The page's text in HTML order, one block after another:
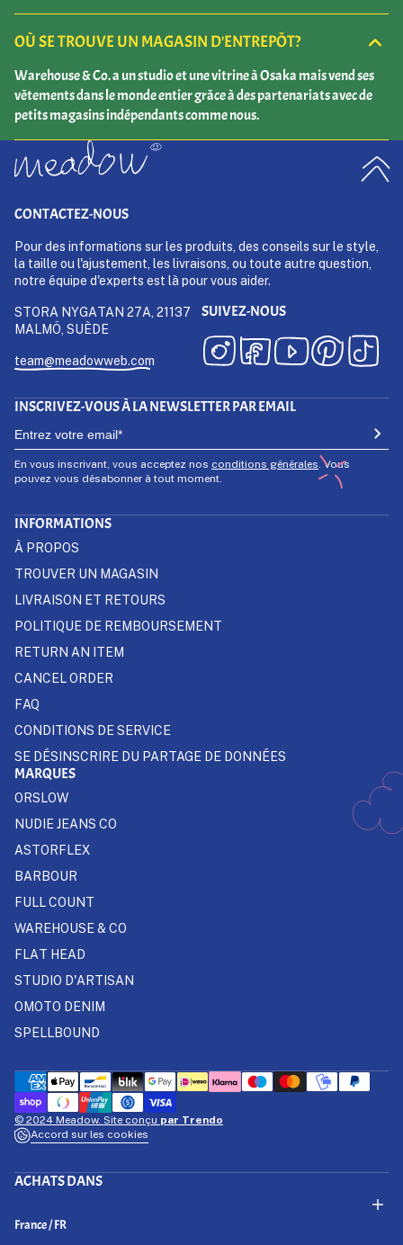
OÙ SE TROUVE UN MAGASIN D'ENTREPÔT?
Warehouse & Co. a un studio et une vitrine à Osaka mais vend ses
vêtements dans le monde entier grâce à des partenariats avec de
petits magasins indépendants comme nous.
CONTACTEZ-NOUS
Pour des informations sur les produits, des conseils sur le style,
la taille ou l'ajustement, les livraisons, ou toute autre question,
notre équipe d'experts est là pour vous aider.
STORA NYGATAN 27A, 21137
MALMÖ, SUÈDE
team@meadowweb.com
SUIVEZ-NOUS
INSCRIVEZ-VOUS À LA NEWSLETTER PAR EMAIL
En vous inscrivant, vous acceptez nos conditions générales. Vous
pouvez vous désabonner à tout moment.
ACHATS DANS
Select Your Region:
France / FR
INFORMATIONS
À PROPOS
TROUVER UN MAGASIN
LIVRAISON ET RETOURS
POLITIQUE DE REMBOURSEMENT
RETURN AN ITEM
CANCEL ORDER
FAQ
CONDITIONS DE SERVICE
SE DÉSINSCRIRE DU PARTAGE DE DONNÉES
MARQUES
ORSLOW
NUDIE JEANS CO
ASTORFLEX
BARBOUR
FULL COUNT
WAREHOUSE & CO
FLAT HEAD
STUDIO D'ARTISAN
OMOTO DENIM
SPELLBOUND
Accord sur les cookies
© 2024 Meadow. Site conçu par Trendo